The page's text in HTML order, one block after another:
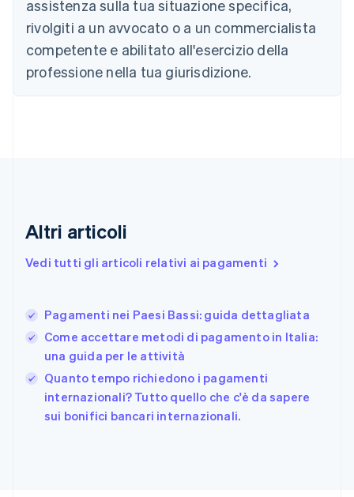
assistenza sulla tua situazione specifica,
rivolgiti a un avvocato o a un commercialista
competente e abilitato all'esercizio della
professione nella tua giurisdizione.
Altri articoli
Vedi tutti gli articoli relativi ai pagamenti
Pagamenti nei Paesi Bassi: guida dettagliata
Come accettare metodi di pagamento in Italia:
una guida per le attività
Quanto tempo richiedono i pagamenti
internazionali? Tutto quello che c'è da sapere
sui bonifici bancari internazionali.
English Français
Cina continentale
Cipro
English
EnglishSvenska
FrançaisEnglish
Giappone
日本語
English
Grecia
English
India